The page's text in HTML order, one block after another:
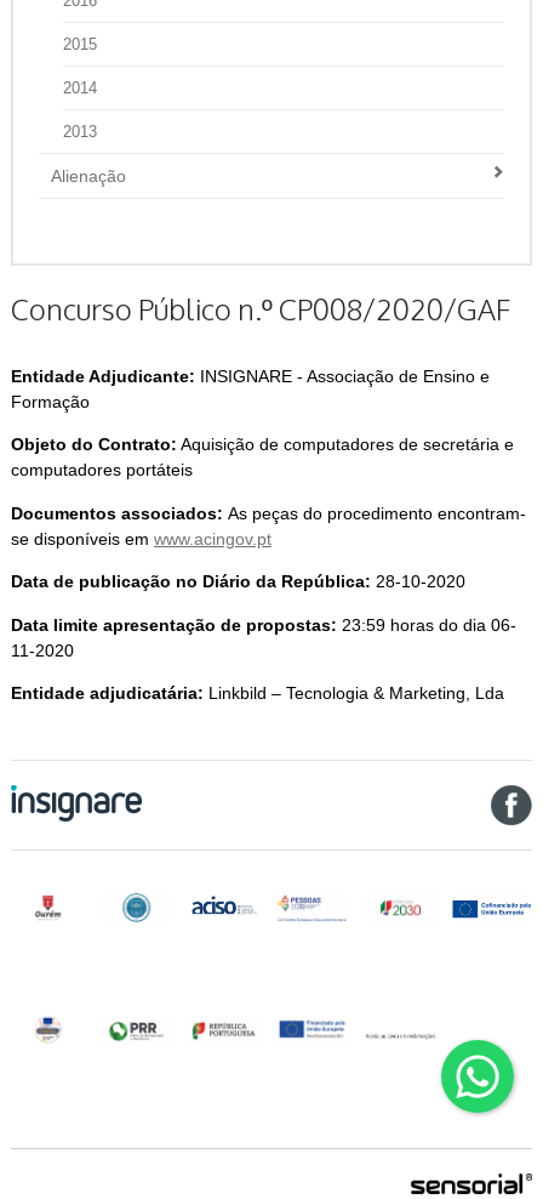
2015
2014
2013
Alienação
Concurso Público n.º CP008/2020/GAF
Entidade Adjudicante: INSIGNARE - Associação de Ensino e
Formação
Objeto do Contrato: Aquisição de computadores de secretária e
computadores portáteis
Documentos associados: As peças do procedimento encontram-
se disponíveis em www.acingov.pt
Data de publicação no Diário da República: 28-10-2020
Data limite apresentação de propostas: 23:59 horas do dia 06-
11-2020
Entidade adjudicatária: Linkbild – Tecnologia & Marketing, Lda